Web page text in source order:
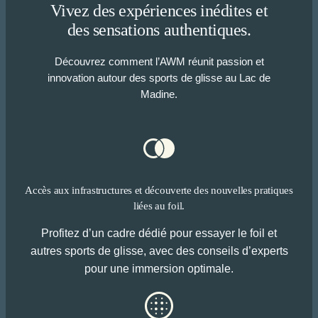
Vivez des expériences inédites et
des sensations authentiques.
Découvrez comment l’AWM réunit passion et
innovation autour des sports de glisse au Lac de
Madine.
Accès aux infrastructures et découverte des nouvelles pratiques
liées au foil.
Profitez d’un cadre dédié pour essayer le foil et
autres sports de glisse, avec des conseils d’experts
pour une immersion optimale.